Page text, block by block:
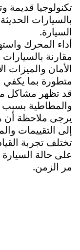
تكنولوجيا قديمة
بالسيارات
السيارة.
أداء المحرك
مقارنة بالسيارات
الأمان والميزات
متطورة بما يكفي
قد تظهر مشاكل
والمطاطية
يرجى ملاحظة أن
إلى التقييمات
تختلف تجربة
على حالة السيارة
مر الزمن.